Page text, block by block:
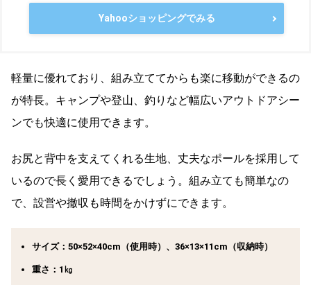
Yahooショッピングでみる
軽量に優れており、組み立ててからも楽に移動ができるの
が特長。キャンプや登山、釣りなど幅広いアウトドアシー
ンでも快適に使用できます。
お尻と背中を支えてくれる生地、丈夫なポールを採用して
いるので長く愛用できるでしょう。組み立ても簡単なの
で、設営や撤収も時間をかけずにできます。
サイズ：50×52×40cm（使用時）、36×13×11cm（収納時）
重さ：1㎏